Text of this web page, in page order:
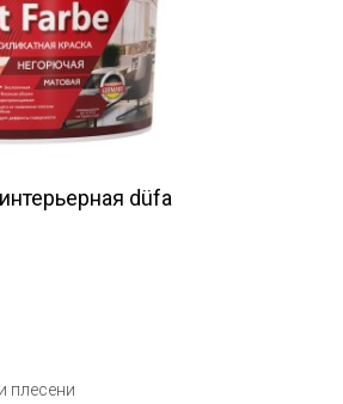
düfa
плесени